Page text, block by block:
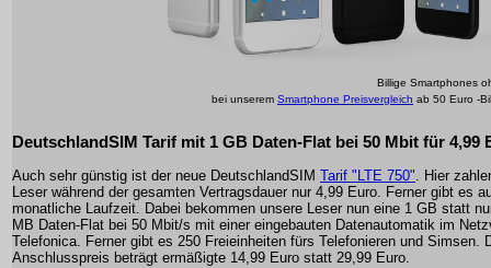
Billige Smartphones
bei unserem Smartphone Preisvergleich ab 50 Euro -
DeutschlandSIM Tarif mit 1 GB Daten-Flat bei 50 Mbit für 4,99
Auch sehr günstig ist der neue DeutschlandSIM Tarif "LTE 750". Hier
Leser während der gesamten Vertragsdauer nur 4,99 Euro. Ferner gibt es
monatliche Laufzeit. Dabei bekommen unsere Leser nun eine 1 GB statt
MB Daten-Flat bei 50 Mbit/s mit einer eingebauten Datenautomatik im
Telefonica. Ferner gibt es 250 Freieinheiten fürs Telefonieren und Simsen.
Anschlusspreis beträgt ermäßigte 14,99 Euro statt 29,99 Euro.